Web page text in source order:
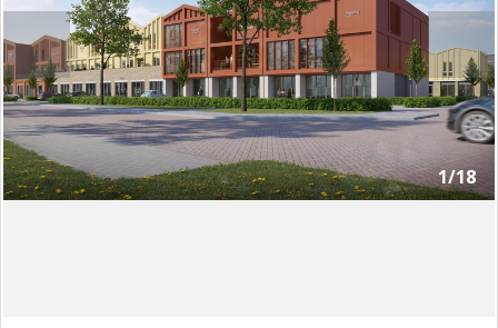
adverteren
Premium
adverteren
Blog
Registreren
Login
1/18